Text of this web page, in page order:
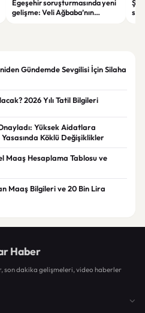
Egeşehir soruşturmasında yeni
gelişme: Veli Ağbaba’nın
Gündemde Sevgilisi İçin Silaha
2026 Yılı Tatil Bilgileri
Yüksek Aidatlara
Köklü Değişiklikler
Maaş Hesaplama Tablosu ve
Maaş Bilgileri ve 20 Bin Lira
Haber
son dakika gelişmeleri, video haberler